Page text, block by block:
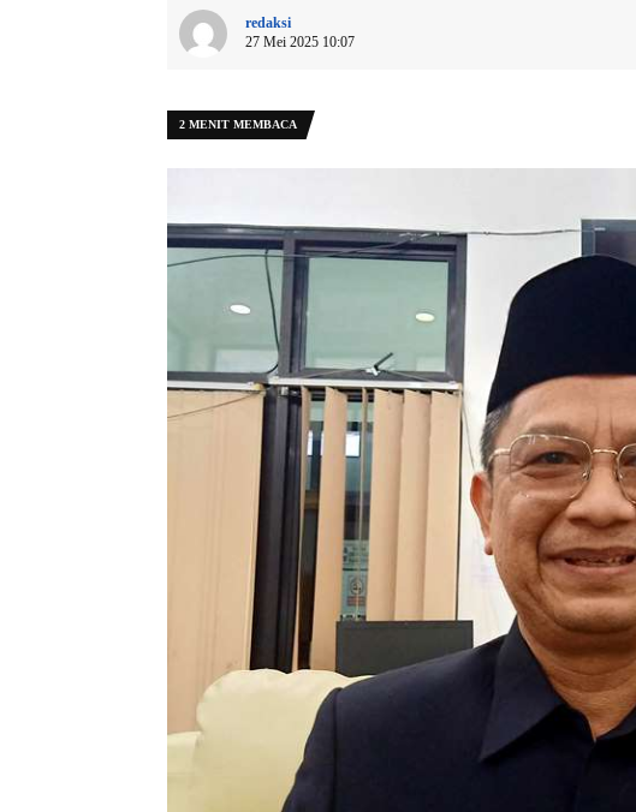
redaksi
27 Mei 2025 10:07
2 MENIT MEMBACA